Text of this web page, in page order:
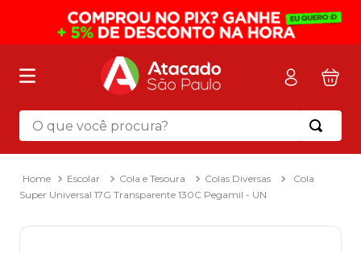
O que você procura?
Escolar Cola e Tesoura Colas Diversas
Cola
Super Universal 17G Transparente 130C Pegamil - UN
Termos mais buscados
mochila
2º sacola
3º papel toalha